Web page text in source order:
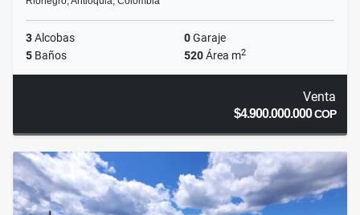
3Alcobas 0Garaje
5 Baños 520Área m2
Venta
$4.900.000.000COP